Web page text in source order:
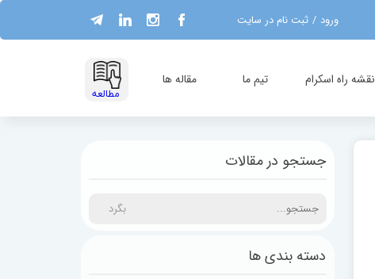
ورود / ثبت نام در سایت
تغییر گذر واژه
کاربری
نقشه راه اسکرام تیم ما مقاله ها
​مطالعه
دسته بندی ها
جستجو در مقالات
بگرد